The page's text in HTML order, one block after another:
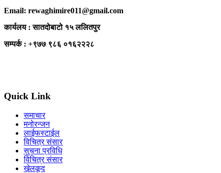
Email: rewaghimire011@gmail.com
कार्यलय : सातदोबाटो १५ ललितपुर
सम्पर्क : +९७७ ९८६ ०१६२२२८
Quick Link
समाचार
मनोरन्जन
लाईफस्टाईल
विचित्र संसार
सुचना प्रविधि
विचित्र संसार
खेलकूद